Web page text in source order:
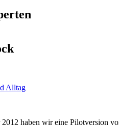
Alltag
haben wir eine Pilotversion